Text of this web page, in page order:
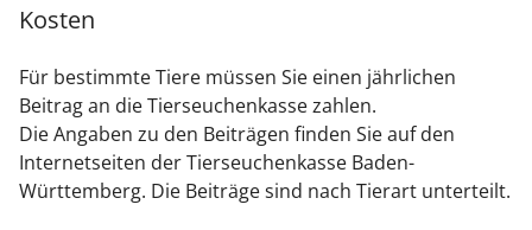
Kosten
Für bestimmte Tiere müssen Sie einen jährlichen
Beitrag an die Tierseuchenkasse zahlen.
Die Angaben zu den Beiträgen finden Sie auf den
Internetseiten der Tierseuchenkasse Baden-
Württemberg. Die Beiträge sind nach Tierart unterteilt.